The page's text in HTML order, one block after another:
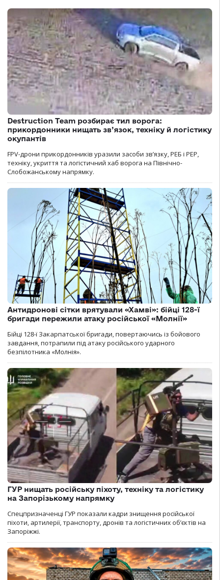
Destruction Team розбирає тил ворога:
прикордонники нищать зв’язок, техніку й логістику
окупантів
FPV-дрони прикордонників уразили засоби зв’язку, РЕБ і РЕР,
техніку, укриття та логістичний хаб ворога на Північно-
Слобожанському напрямку.
Антидронові сітки врятували «Хамві»: бійці 128-ї
бригади пережили атаку російської «Молнії»
Бійці 128-ї Закарпатської бригади, повертаючись із бойового
завдання, потрапили під атаку російського ударного
безпілотника «Молнія».
ГУР нищать російську піхоту, техніку та логістику
на Запорізькому напрямку
Спецпризначенці ГУР показали кадри знищення російської
піхоти, артилерії, транспорту, дронів та логістичних об’єктів на
Запоріжжі.